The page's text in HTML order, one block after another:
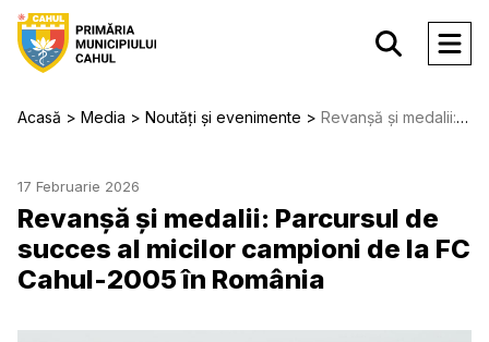
Acasă Media Noutăți și evenimente Revanșă și medalii: Parcursul de succes al micilor campioni de la FC Cahul-2005 în România
17 Februarie 2026
Revanșă și medalii: Parcursul de
succes al micilor campioni de la FC
Cahul-2005 în România